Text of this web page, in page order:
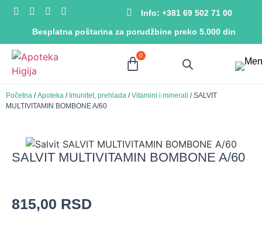
Besplatna poštarina za porudžbine preko 5.000 din
Info: +381 69 502 71 00
0
Početna /Apoteka / Imunitet, prehlada /Vitamini i minerali / SALVIT
MULTIVITAMIN BOMBONE A/60
SALVIT MULTIVITAMIN BOMBONE A/60
815,00 RSD